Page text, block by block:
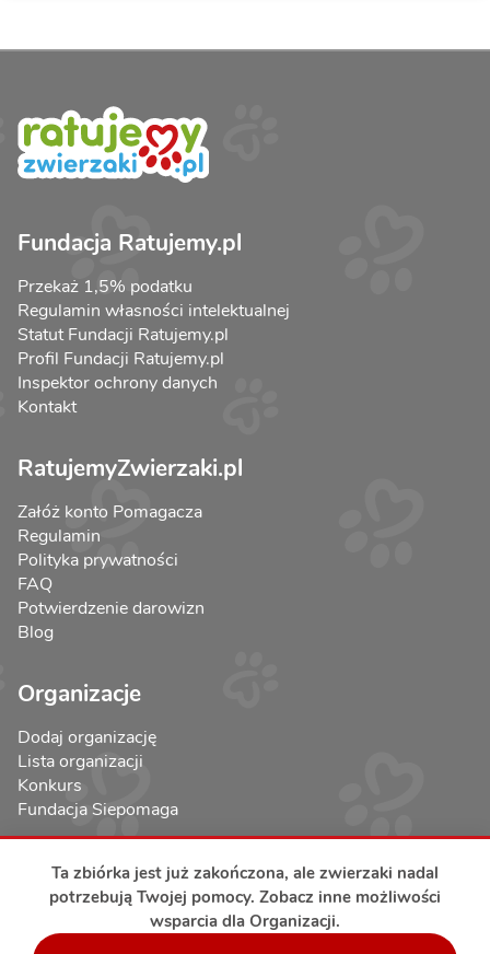
Ta zbiórka jest już zakończona, ale zwierzaki nadal
potrzebują Twojej pomocy. Zobacz inne możliwości
wsparcia dla Organizacji.
Fundacja Ratujemy.pl
Przekaż 1,5% podatku
Regulamin własności intelektualnej
Statut Fundacji Ratujemy.pl
Profil Fundacji Ratujemy.pl
Inspektor ochrony danych
Kontakt
RatujemyZwierzaki.pl
Załóż konto Pomagacza
Regulamin
Polityka prywatności
FAQ
Potwierdzenie darowizn
Blog
Organizacje
Dodaj organizację
Lista organizacji
Konkurs
Fundacja Siepomaga
Bezpieczeństwo transakcji